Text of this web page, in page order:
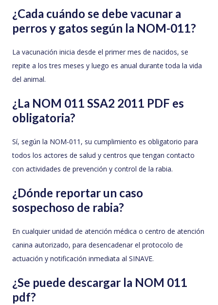
¿Cada cuándo se debe vacunar a
perros y gatos según la NOM-011?
La vacunación inicia desde el primer mes de nacidos, se
repite a los tres meses y luego es anual durante toda la vida
del animal.
¿La NOM 011 SSA2 2011 PDF es
obligatoria?
Sí, según la NOM-011, su cumplimiento es obligatorio para
todos los actores de salud y centros que tengan contacto
con actividades de prevención y control de la rabia.
¿Dónde reportar un caso
sospechoso de rabia?
En cualquier unidad de atención médica o centro de atención
canina autorizado, para desencadenar el protocolo de
actuación y notificación inmediata al SINAVE.
¿Se puede descargar la NOM 011
pdf?